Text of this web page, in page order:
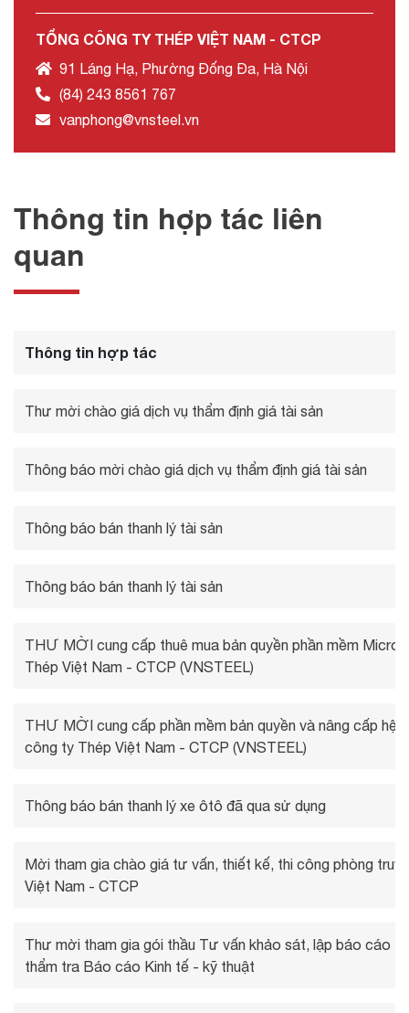
TỔNG CÔNG TY THÉP VIỆT NAM - CTCP
91 Láng Hạ, Phường Đống Đa, Hà Nội
(84) 243 8561 767
vanphong@vnsteel.vn
Thông tin hợp tác liên
quan
Thông tin hợp tác
Thư mời chào giá dịch vụ thẩm định giá tài sản
Thông báo mời chào giá dịch vụ thẩm định giá tài sản
Thông báo bán thanh lý tài sản
Thông báo bán thanh lý tài sản
THƯ MỜI cung cấp thuê mua bản quyền phần mềm
Thép Việt Nam - CTCP (VNSTEEL)
THƯ MỜI cung cấp phần mềm bản quyền và nâng cấp hệ
công ty Thép Việt Nam - CTCP (VNSTEEL)
Thông báo bán thanh lý xe ôtô đã qua sử dụng
Mời tham gia chào giá tư vấn, thiết kế, thi công phòng
Việt Nam - CTCP
Thư mời tham gia gói thầu Tư vấn khảo sát, lập báo cáo
thẩm tra Báo cáo Kinh tế - kỹ thuật